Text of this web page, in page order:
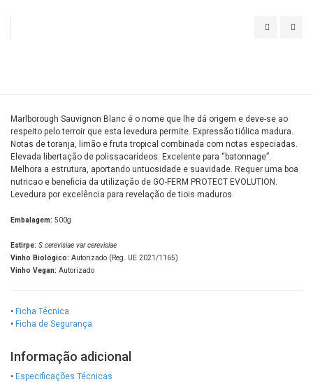
Marlborough Sauvignon Blanc é o nome que lhe dá origem e deve-se ao
respeito pelo terroir que esta levedura permite. Expressão tiólica madura.
Notas de toranja, limão e fruta tropical combinada com notas especiadas.
Elevada libertação de polissacarídeos. Excelente para “batonnage”.
Melhora a estrutura, aportando untuosidade e suavidade. Requer uma boa
nutricao e beneficia da utilização de GO-FERM PROTECT EVOLUTION.
Levedura por excelência para revelação de tiois maduros.
Embalagem: 500g
Estirpe: S.cerevisiae var cerevisiae
Vinho Biológico: Autorizado (Reg. UE 2021/1165)
Vinho Vegan: Autorizado
• Ficha Técnica
• Ficha de Segurança
Informação adicional
• Especificações Técnicas